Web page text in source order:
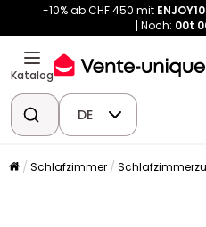
-10% ab CHF 450 mit ENJOY10
Noch: 00t
Katalog
DE
Schlafzimmer